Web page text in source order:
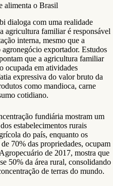
alimenta o Brasil
dialoga com uma realidade
agricultura familiar é responsável
interna, mesmo que a
exportador. Estudos
que a agricultura familiar
ocupada em atividades
expressiva do valor bruto da
como mandioca, carne
cotidiano.
fundiária mostram um
estabelecimentos rurais
do país, enquanto os
70% das propriedades, ocupam
de 2017, mostra que
50% da área rural, consolidando
de terras do mundo.